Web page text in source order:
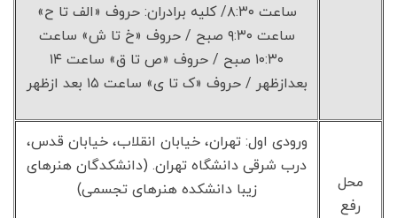
ساعت ۸:۳۰/ کلیه برادران: حروف «الف تا ح»
ساعت ۹:۳۰ صبح / حروف «خ تا ش» ساعت
۱۰:۳۰ صبح / حروف «ص تا ق» ساعت ۱۴
بعدازظهر / حروف «ک تا ی» ساعت ۱۵ بعد ازظهر
محل
رفع
ورودی اول: تهران، خیابان انقلاب، خیابان قدس،
درب شرقی دانشگاه تهران. (دانشکدگان هنرهای
زیبا دانشکده هنرهای تجسمی)